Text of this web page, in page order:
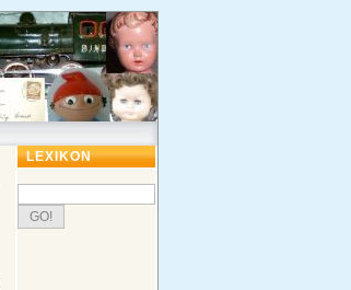
LEXIKON